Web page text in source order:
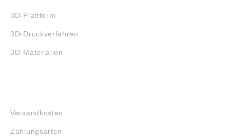
3D-Plattform
3D-Druckverfahren
3D-Materialien
Versandkosten
Zahlungsarten